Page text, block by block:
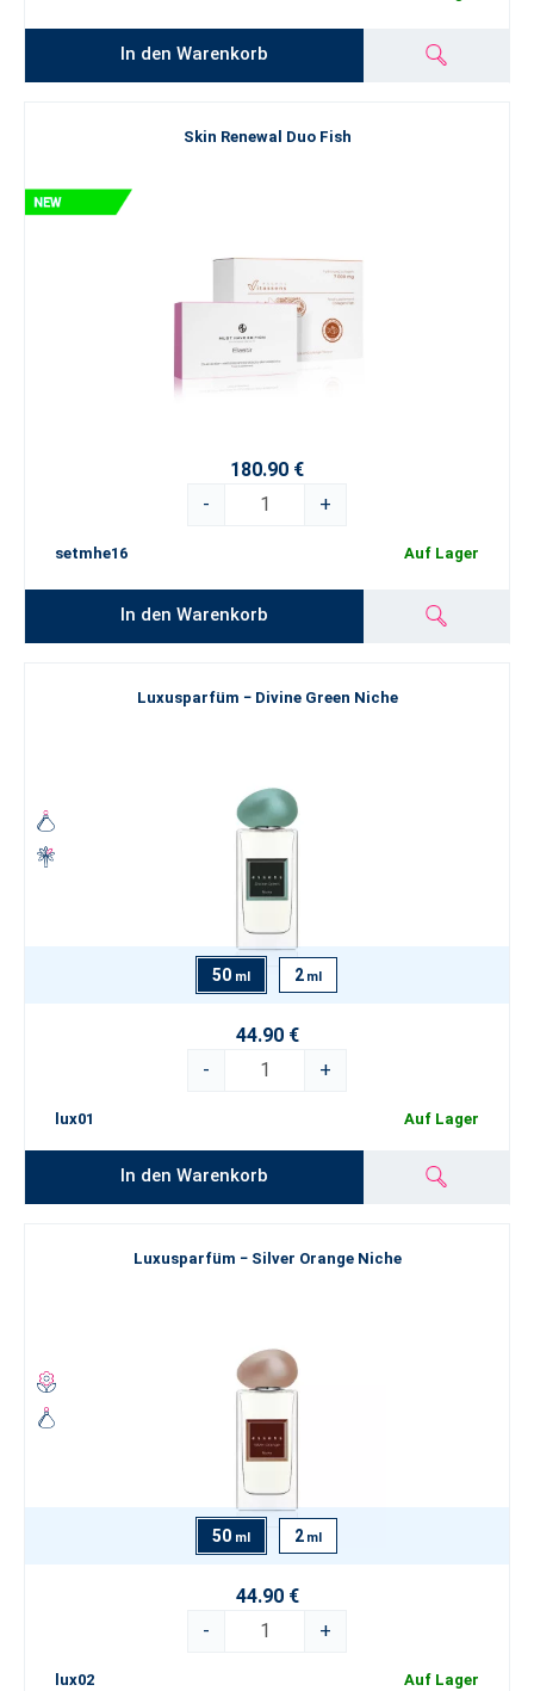
In den Warenkorb
Skin Renewal Duo Fish
180.90 €
-
+
setmhe16 Auf Lager
In den Warenkorb
Luxusparfüm − Divine Green Niche
50 ml 2 ml
44.90 €
-
+
lux01 Auf Lager
In den Warenkorb
Luxusparfüm − Silver Orange Niche
50 ml 2 ml
44.90 €
-
+
lux02 Auf Lager